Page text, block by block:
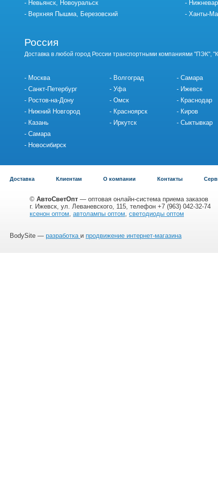
Невьянск, Новоуральск
Верхняя Пышма, Березовский
Ханты-
Россия
Доставка в любой город России транспортными компаниями "ПЭК",
Москва
Санкт-Петербург
Ростов-на-Дону
Нижний Новгород
Казань
Самара
Новосибирск
Волгоград
Уфа
Омск
Красноярск
Иркутск
Самара
Ижевск
Краснодар
Киров
Сыктывкар
Доставка Клиентам О компании Контакты
© АвтоСветОпт — оптовая онлайн-система приема заказов
г. Ижевск, ул. Леваневского, 115, телефон +7 (963) 042-32-74
ксенон оптом, автолампы оптом, светодиоды оптом
BodySite — разработка и продвижение интернет-магазина